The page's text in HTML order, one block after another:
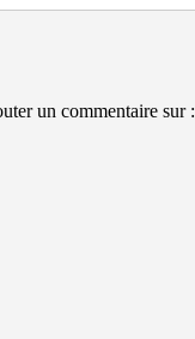
un commentaire sur :